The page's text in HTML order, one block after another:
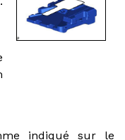
indiqué sur le